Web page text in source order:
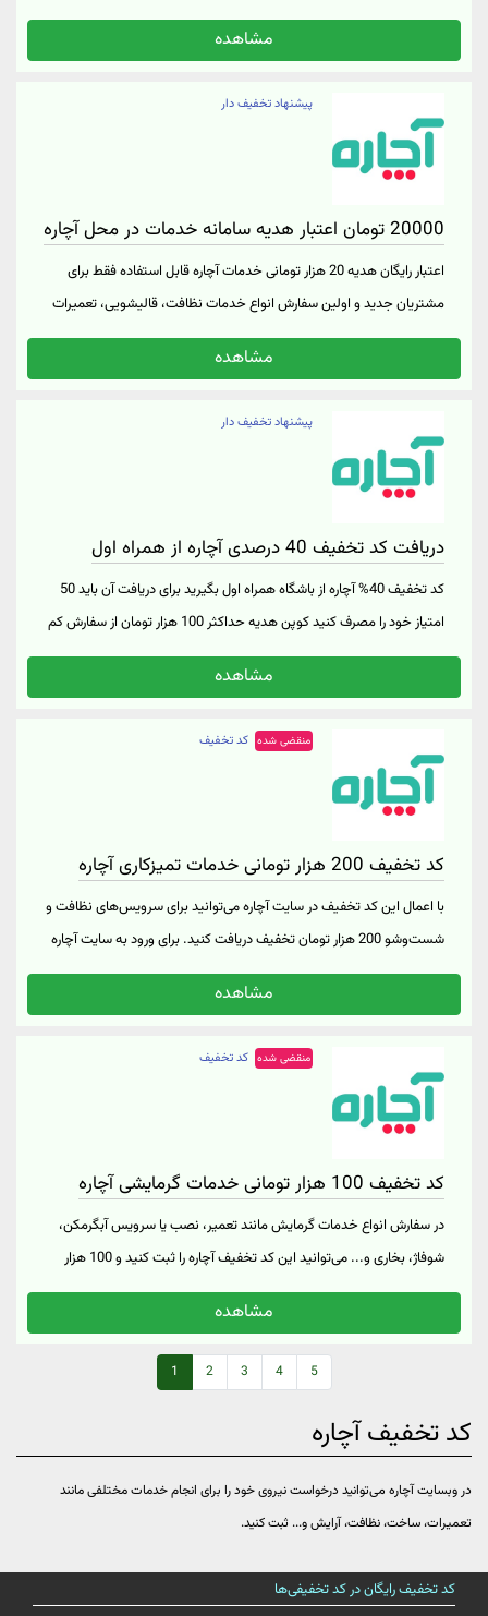
سال و صرفا برای یک مرتبه قابل استفاده است فعال برای سرویسهای
نظافت، اسباب کشی، تعمیرات و بازسازی و... دریافت کد تخفیف آچاره
مشاهده
پیشنهاد تخفیف دار
20000 تومان اعتبار هدیه سامانه خدمات در محل آچاره
اعتبار رایگان هدیه 20 هزار تومانی خدمات آچاره قابل استفاده فقط برای
مشتریان جدید و اولین سفارش انواع خدمات نظافت، قالیشویی، تعمیرات
منزل، کارواش و.. فعال در شهرهای تهران، اصفهان، شیراز، تبریز، مشهد،
قم، یزد و... دریافت اعتبار رایگان با ثبت نام در آچاره از «لینک خرید»
مشاهده
پیشنهاد تخفیف دار
دریافت کد تخفیف 40 درصدی آچاره از همراه اول
کد تخفیف 40% آچاره از باشگاه همراه اول بگیرید برای دریافت آن باید 50
امتیاز خود را مصرف کنید کوپن هدیه حداکثر 100 هزار تومان از سفارش کم
میکند قابل استفاده برای تمامی سرویس ها بجز تخفیف دارها دریافت کد
تخفیف آچاره از همراه اول در «لینک خرید»
مشاهده
منقضی شده کد تخفیف
کد تخفیف 200 هزار تومانی خدمات تمیزکاری آچاره
با اعمال این کد تخفیف در سایت آچاره می‌توانید برای سرویس‌های نظافت و
شست‌وشو 200 هزار تومان تخفیف دریافت کنید. برای ورود به سایت آچاره
روی "خرید کنید" کلیک نمایید.
مشاهده
منقضی شده کد تخفیف
کد تخفیف 100 هزار تومانی خدمات گرمایشی آچاره
در سفارش انواع خدمات گرمایش مانند تعمیر، نصب یا سرویس آبگرمکن،
شوفاژ، بخاری و... می‌توانید این کد تخفیف آچاره را ثبت کنید و 100 هزار
تومان تخفیف از آچاره دریافت کنید. برای مشاهده و سفارش این خدمات
مشاهده
1 2 3 4 5
کد تخفیف آچاره
در وبسایت آچاره می‌توانید درخواست نیروی خود را برای انجام خدمات مختلفی مانند
تعمیرات، ساخت، نظافت، آرایش و... ثبت کنید.
کد تخفیف رایگان در کد تخفیفی‌ها